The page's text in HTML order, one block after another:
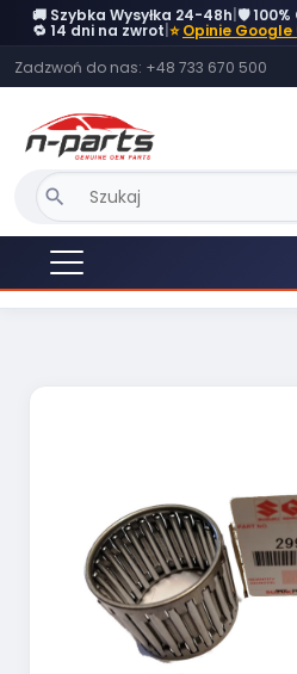
🚚 Szybka Wysyłka 24-48h 🛡️
🔁 14 dni na zwrot ⭐Opinie
Zadzwoń do nas: +48 733 670 500
search
OBECNIE BRAK NA STANIE